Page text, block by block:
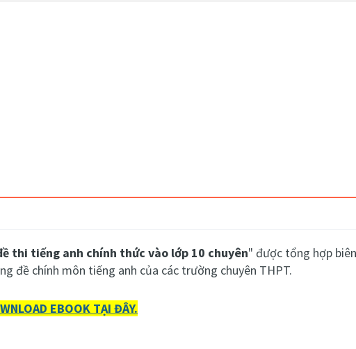
thi tiếng anh chính thức vào lớp 10 chuyên" được tổng hợp
đề chính môn tiếng anh của các trường chuyên THPT.
EBOOK TẠI ĐÂY.